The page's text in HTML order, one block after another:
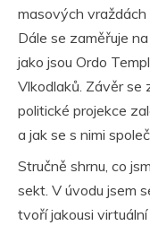
masových vraždách
Dále se zaměřuje
jako jsou Ordo
Vlkodlaků. Závěr se
politické projekce
a jak se s nimi
Stručně shrnu, co
sekt. V úvodu jsem
tvoří jakousi